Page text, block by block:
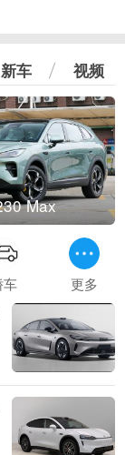
新车 视频
Max
车 更多